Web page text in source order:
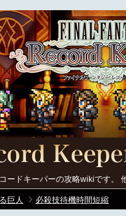
ードキーパーの攻略wikiです。
巨人 必殺技待機時間短縮